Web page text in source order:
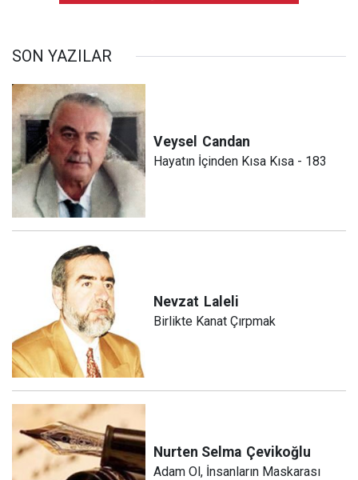
SON YAZILAR
Veysel Candan
Hayatın İçinden Kısa Kısa - 183
Nevzat Laleli
Birlikte Kanat Çırpmak
Nurten Selma Çevikoğlu
Adam Ol, İnsanların Maskarası